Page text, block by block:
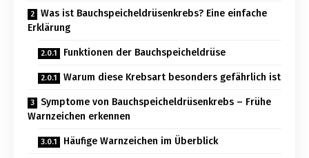
Was ist Bauchspeicheldrüsenkrebs? Eine einfache
Erklärung
Funktionen der Bauchspeicheldrüse
Warum diese Krebsart besonders gefährlich ist
Symptome von Bauchspeicheldrüsenkrebs – Frühe
Warnzeichen erkennen
Häufige Warnzeichen im Überblick